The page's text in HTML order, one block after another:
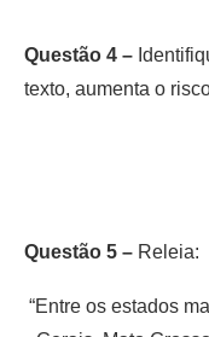
Questão 4 –
texto, aumenta o
Questão 5 – Releia:
“Entre os estados